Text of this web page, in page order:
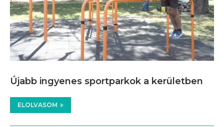
Újabb ingyenes sportparkok a kerületben
ELOLVASOM